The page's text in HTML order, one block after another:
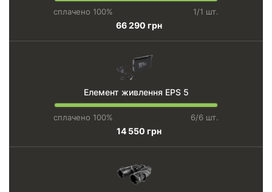
сплачено 100% 1/1 шт.
66 290 грн
Елемент живлення EPS 5
сплачено 100% 6/6 шт.
14 550 грн